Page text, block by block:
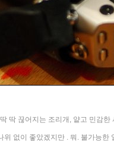
딱 끊어지는 조리개, 얕고 민감한
없이 좋았겠지만 . 뭐. 불가능한